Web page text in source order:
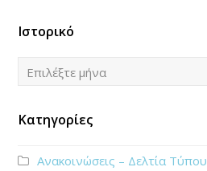
Ιστορικό
Ιστορικό
Επιλέξτε μήνα
Κατηγορίες
Ανακοινώσεις – Δελτία Τύπου